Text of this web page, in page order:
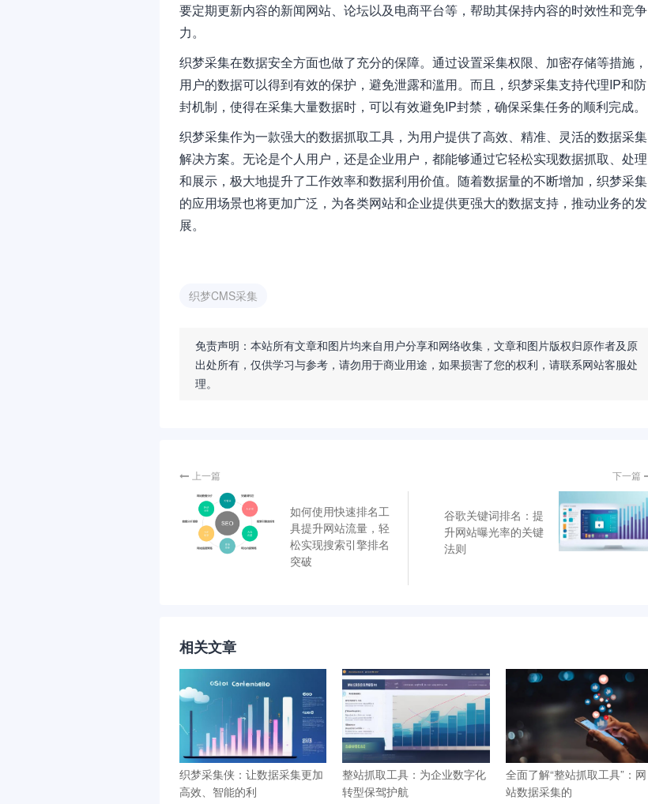
要定期更新内容的新闻网站、论坛以及电商平台等，帮助其保持内容的时效性和竞争
力。
织梦采集在数据安全方面也做了充分的保障。通过设置采集权限、加密存储等措施，
用户的数据可以得到有效的保护，避免泄露和滥用。而且，织梦采集支持代理IP和防
封机制，使得在采集大量数据时，可以有效避免IP封禁，确保采集任务的顺利完成。
织梦采集作为一款强大的数据抓取工具，为用户提供了高效、精准、灵活的数据采集
解决方案。无论是个人用户，还是企业用户，都能够通过它轻松实现数据抓取、处理
和展示，极大地提升了工作效率和数据利用价值。随着数据量的不断增加，织梦采集
的应用场景也将更加广泛，为各类网站和企业提供更强大的数据支持，推动业务的发
展。
织梦CMS采集
免责声明：本站所有文章和图片均来自用户分享和网络收集，文章和图片版权归原作者及原
出处所有，仅供学习与参考，请勿用于商业用途，如果损害了您的权利，请联系网站客服处
理。
上一篇
如何使用快速排名工
具提升网站流量，轻
松实现搜索引擎排名
突破
下一篇
谷歌关键词排名：提
升网站曝光率的关键
法则
相关文章
织梦采集侠：让数据采集更加
高效、智能的利
整站抓取工具：为企业数字化
转型保驾护航
全面了解“整站抓取工具”：网
站数据采集的